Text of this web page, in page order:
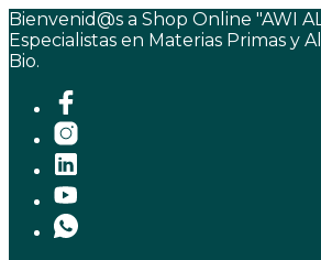
Bienvenid@s a Shop Online "AWI
Especialistas en Materias Primas y
Bio.